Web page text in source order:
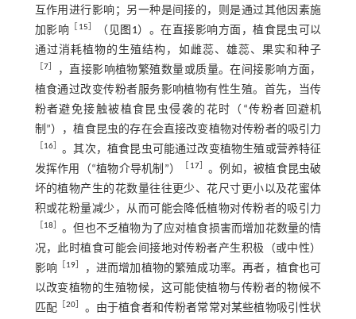
互作用进行影响；另一种是间接的，则是通过其他因素施
加影响
15 （见图1）。在直接影响方面，植食昆虫可以
通过消耗植物的生殖结构，如雌蕊、雄蕊、果实和种子
［7
，直接影响植物繁殖数量或质量。在间接影响方面，
植食通过改变传粉者服务影响植物有性生殖。首先，当传
粉者避免接触被植食昆虫侵袭的花时（“传粉者回避机
制”），植食昆虫的存在会直接改变植物对传粉者的吸引力
16］ 。其次，植食昆虫可能通过改变植物生殖或营养特征
发挥作用（“植物介导机制”）
17］ 。例如，被植食昆虫破
坏的植物产生的花数量往往更少、花尺寸更小以及花蜜体
积或花粉量减少，从而可能会降低植物对传粉者的吸引力
18
。但也不乏植物为了应对植食损害而增加花数量的情
况，此时植食可能会间接地对传粉者产生积极（或中性）
影响
19
，进而增加植物的繁殖成功率。再者，植食也可
以改变植物的生殖物候，这可能使植物与传粉者的物候不
匹配 ［20
。由于植食者和传粉者常常对某些植物吸引性状